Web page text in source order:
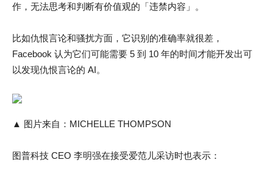
作，无法思考和判断有价值观的「违禁内容」。
比如仇恨言论和骚扰方面，它识别的准确率就很差，
Facebook 认为它们可能需要 5 到 10 年的时间才能开发出可
以发现仇恨言论的 AI。
▲ 图片来自：MICHELLE THOMPSON
图普科技 CEO 李明强在接受爱范儿采访时也表示：